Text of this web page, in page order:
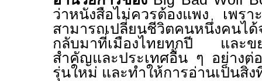
ว่าหนังสือไม่ควรต้องแพง เพรา
สามารถเปลี่ยนชีวิตคนหนึ่งคนไ
กลับมาที่เมืองไทยทุกปี และขยา
สำคัญและประเทศอื่น ๆ อย่างต่อ
รุ่นใหม่ และทำให้การอ่านเป็นสิ่ง